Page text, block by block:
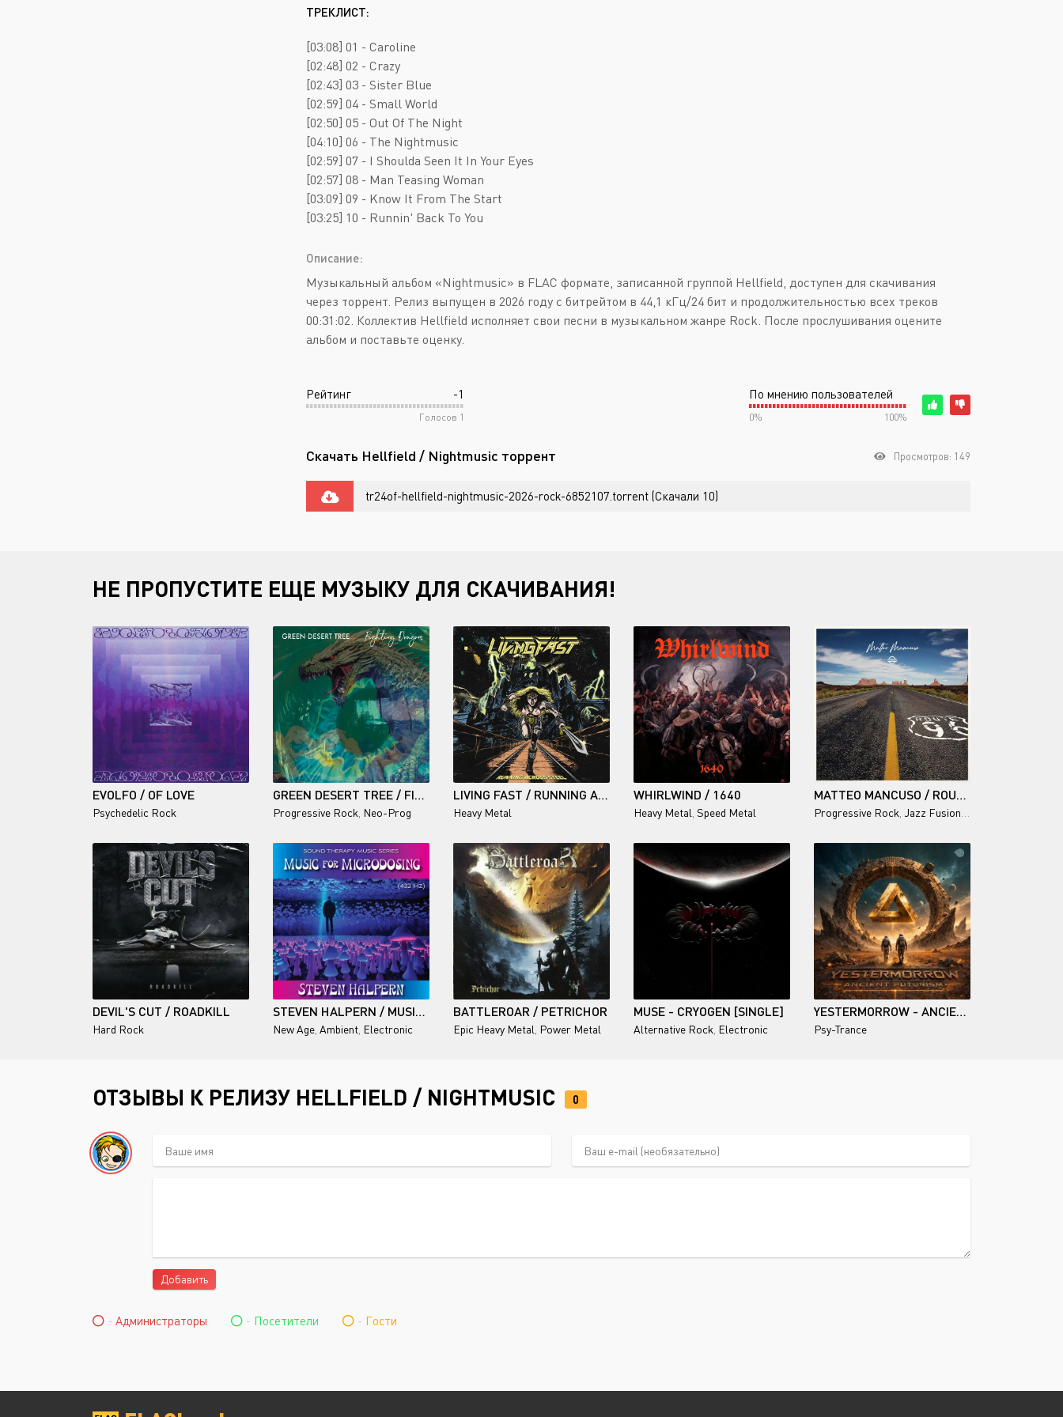
Doom Metal
Folk Metal
Gothic Metal
Groove Metal
Heavy Metal
Melodic Death Metal
ТРЕКЛИСТ:
[03:08] 01 - Caroline
[02:48] 02 - Crazy
[02:43] 03 - Sister Blue
[02:59] 04 - Small World
[02:50] 05 - Out Of The Night
[04:10] 06 - The Nightmusic
[02:59] 07 - I Shoulda Seen It In Your Eyes
[02:57] 08 - Man Teasing Woman
[03:09] 09 - Know It From The Start
[03:25] 10 - Runnin' Back To You
Описание:
Музыкальный альбом «Nightmusic» в FLAC формате, записанной группой Hellfield, доступен для скачивания
через торрент. Релиз выпущен в 2026 году с битрейтом в 44,1 кГц/24 бит и продолжительностью всех треков
00:31:02. Коллектив Hellfield исполняет свои песни в музыкальном жанре Rock. После прослушивания оцените
альбом и поставьте оценку.
Рейтинг -1
Голосов 1
По мнению пользователей
0% 100%
Скачать Hellfield / Nightmusic торрент Просмотров: 149
tr24of-hellfield-nightmusic-2026-rock-6852107.torrent (Скачали 10)
НЕ ПРОПУСТИТЕ ЕЩЕ МУЗЫКУ ДЛЯ СКАЧИВАНИЯ!
EVOLFO / OF LOVE
Psychedelic Rock
GREEN DESERT TREE / FIGHTING DRAGONS
Progressive Rock Neo-Prog
LIVING FAST / RUNNING ACROSS STEEL
Heavy Metal
WHIRLWIND / 1640
Heavy Metal Speed Metal
MATTEO MANCUSO / ROUTE 96
Progressive Rock Jazz Fusion
DEVIL'S CUT / ROADKILL
Hard Rock
STEVEN HALPERN / MUSIC FOR MICRODOSING (432 HZ)
New Age Ambient Electronic
BATTLEROAR / PETRICHOR
Epic Heavy Metal Power Metal
MUSE - CRYOGEN [SINGLE]
Alternative Rock Electronic
YESTERMORROW - ANCIENT FUTURISM
Psy-Trance
ОТЗЫВЫ К РЕЛИЗУ HELLFIELD / NIGHTMUSIC 0
Добавить
- Администраторы - Посетители - Гости